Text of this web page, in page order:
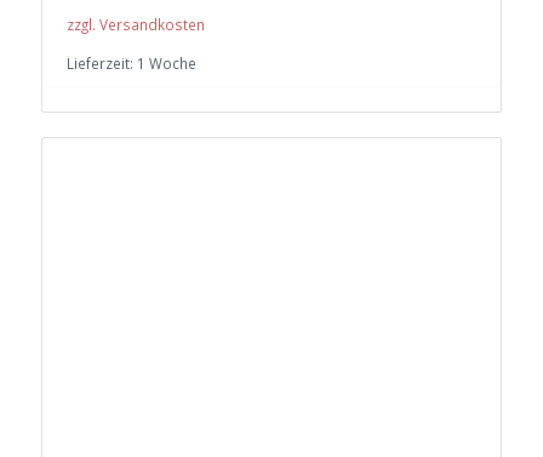
zzgl. Versandkosten
Lieferzeit: 1 Woche